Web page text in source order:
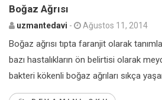
Boğaz Ağrısı
uzmantedavi - Ağustos 11, 2014
Boğaz ağrısı tıpta faranjit olarak
bazı hastalıkların ön belirtisi olarak
bakteri kökenli boğaz ağrıları sıkça